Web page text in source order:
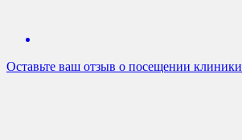
Оставьте ваш отзыв о посещении клиники